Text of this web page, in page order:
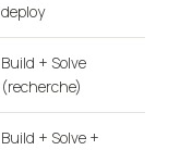
deploy
Build + Solve
(recherche)
Build + Solve +